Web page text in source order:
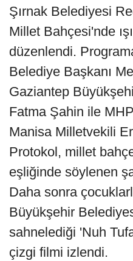
Şırnak Belediyesi
Millet Bahçesi'nde
düzenlendi.
Belediye Başkanı
Gaziantep
Fatma Şahin ile
Manisa Milletvekili
Protokol, millet
eşliğinde söylenen
Daha sonra
Büyükşehir
sahnelediği 'Nuh
çizgi filmi izlendi.